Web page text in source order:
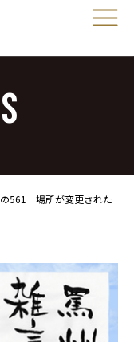
561 場所が変更された